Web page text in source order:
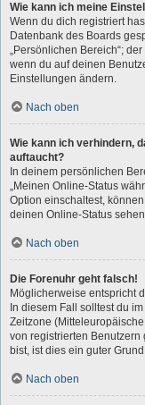
Wie kann ich meine
Wenn du dich registriert
Datenbank des Boards
„Persönlichen Bereich“;
wenn du auf deinen
Einstellungen ändern.
Nach oben
Wie kann ich verhindern,
auftaucht?
In deinem persönlichen
„Meinen Online-Status
Option einschaltest,
deinen Online-Status
Nach oben
Die Forenuhr geht falsch!
Möglicherweise entspricht
In diesem Fall solltest du
Zeitzone
von registrierten
bist, ist dies ein guter
Nach oben